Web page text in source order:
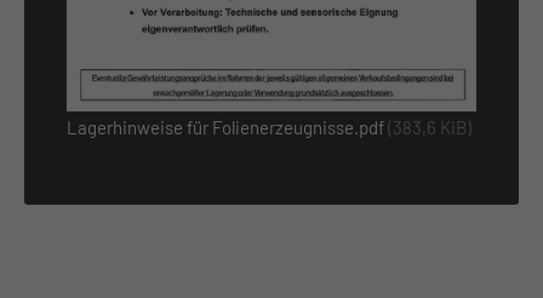
ultricies nec.
Lagerhinweise für Folienerzeugnisse.pdf(383,6 KiB)